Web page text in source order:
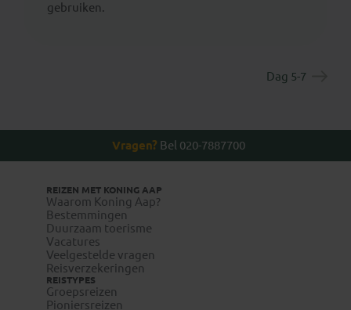
gebruiken.
Dag 5-7
Vragen? Bel 020-7887700
REIZEN MET KONING AAP
Waarom Koning Aap?
Bestemmingen
Duurzaam toerisme
Vacatures
Veelgestelde vragen
Reisverzekeringen
REISTYPES
Groepsreizen
Pioniersreizen